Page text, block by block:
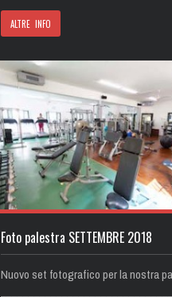
ALTRE INFO
Foto palestra SETTEMBRE 2018
Nuovo set fotografico per la nostra